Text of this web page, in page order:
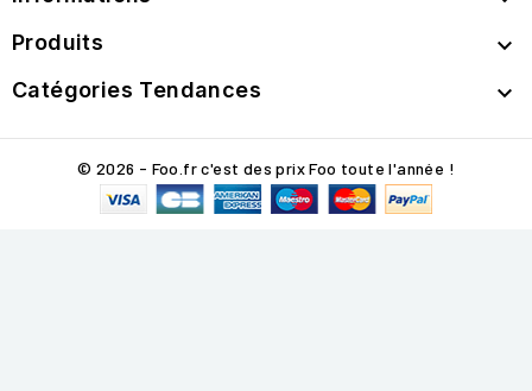
Produits 
Catégories Tendances 
© 2026 - Foo.fr c'est des prix Foo toute l'année !